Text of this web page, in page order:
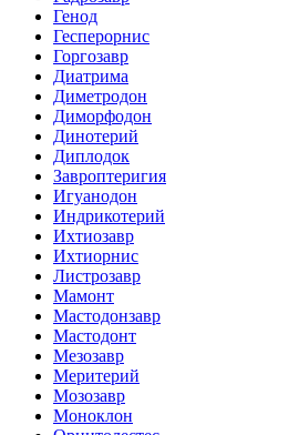
Генод
Гесперорнис
Горгозавр
Диатрима
Диметродон
Диморфодон
Динотерий
Диплодок
Завроптеригия
Игуанодон
Индрикотерий
Ихтиозавр
Ихтиорнис
Листрозавр
Мамонт
Мастодонзавр
Мастодонт
Мезозавр
Меритерий
Мозозавр
Моноклон